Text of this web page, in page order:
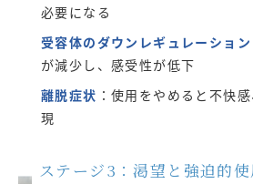
必要になる
受容体のダウンレギュレーション
が減少し、感受性が低下
離脱症状 ：使用をやめると不快
現
ステージ3：渇望と強迫的